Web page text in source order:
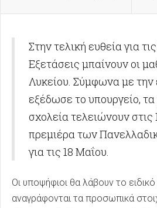
Στην τελική ευθεία για
Εξετάσεις μπαίνουν οι
Λυκείου. Σύμφωνα με την
εξέδωσε το υπουργείο,
σχολεία τελειώνουν στις
πρεμιέρα των
για τις 18 Μαΐου.
Οι υποψήφιοι θα λάβουν το
αναγράφονται τα προσωπικά